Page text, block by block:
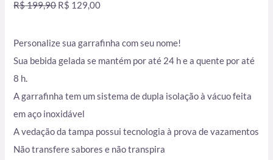
R$199,90 R$ 129,00
Personalize sua garrafinha com seu nome!
Sua bebida gelada se mantém por até 24 h e a quente por até
8 h.
A garrafinha tem um sistema de dupla isolação à vácuo feita
em aço inoxidável
A vedação da tampa possui tecnologia à prova de vazamentos
Não transfere sabores e não transpira